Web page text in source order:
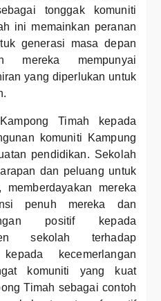
tonggak komuniti
ini memainkan peranan
generasi masa depan
mereka mempunyai
yang diperlukan untuk
Timah kepada
komuniti Kampung
pendidikan. Sekolah
dan peluang untuk
mereka
penuh mereka dan
positif kepada
sekolah terhadap
kecemerlangan
komuniti yang kuat
Timah sebagai contoh